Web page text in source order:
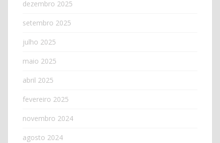
dezembro 2025
setembro 2025
julho 2025
maio 2025
abril 2025
fevereiro 2025
novembro 2024
agosto 2024